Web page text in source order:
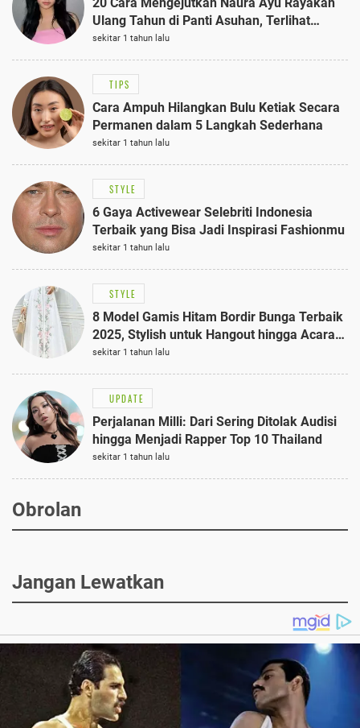
20 Cara Mengejutkan Naura Ayu Rayakan
Ulang Tahun di Panti Asuhan, Terlihat
Anggun dengan Kaftan Cokelat
sekitar 1 tahun lalu
TIPS
Cara Ampuh Hilangkan Bulu Ketiak Secara
Permanen dalam 5 Langkah Sederhana
sekitar 1 tahun lalu
STYLE
6 Gaya Activewear Selebriti Indonesia
Terbaik yang Bisa Jadi Inspirasi Fashionmu
sekitar 1 tahun lalu
STYLE
8 Model Gamis Hitam Bordir Bunga Terbaik
2025, Stylish untuk Hangout hingga Acara
Semi-Formal
sekitar 1 tahun lalu
UPDATE
Perjalanan Milli: Dari Sering Ditolak Audisi
hingga Menjadi Rapper Top 10 Thailand
sekitar 1 tahun lalu
Obrolan
Jangan Lewatkan